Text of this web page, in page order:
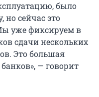
было
но сейчас это
уже фиксируем в
сдачи нескольких
Это большая
— говорит